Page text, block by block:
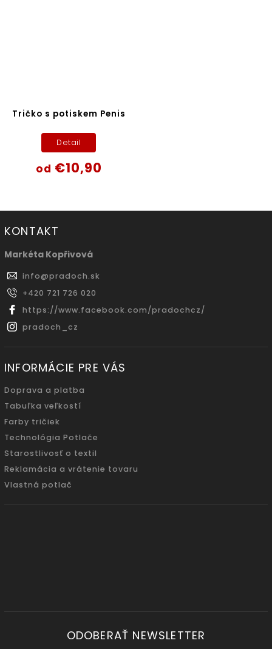
Tričko s potiskem Penis
od €10,90
Detail
KONTAKT
Markéta Kopřivová
info@pradoch.sk
+420 721 726 020
https://www.facebook.com/pradochcz/
pradoch_cz
INFORMÁCIE PRE VÁS
Doprava a platba
Tabuľka veľkostí
Farby tričiek
Technológia Potlače
Starostlivosť o textil
Reklamácia a vrátenie tovaru
Vlastná potlač
ODOBERAŤ NEWSLETTER